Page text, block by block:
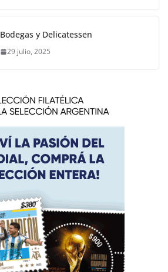
Bodegas y Delicatessen
29 julio, 2025